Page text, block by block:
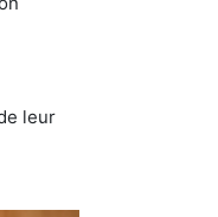
leur